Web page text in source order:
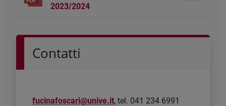
2023/2024
Contatti
fucinafoscari@unive.it, tel. 041 234 6991